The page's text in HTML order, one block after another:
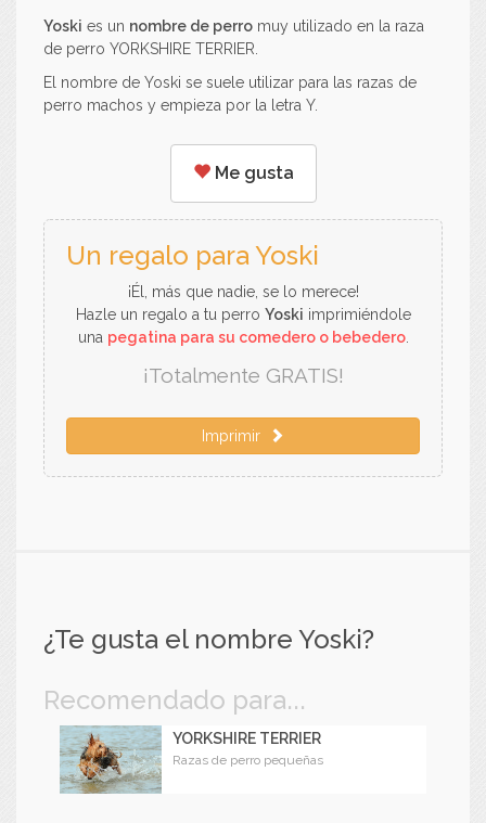
Yoski es un nombre de perro muy utilizado en la raza
de perro YORKSHIRE TERRIER.
El nombre de Yoski se suele utilizar para las razas de
perro machos y empieza por la letra Y.
Me gusta
Un regalo para Yoski
¡Él, más que nadie, se lo merece!
Hazle un regalo a tu perro Yoski imprimiéndole
una pegatina para su comedero o bebedero.
¡Totalmente GRATIS!
Imprimir
¿Te gusta el nombre Yoski?
Recomendado para...
YORKSHIRE TERRIER
Razas de perro pequeñas